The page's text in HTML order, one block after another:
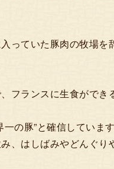
っていた豚肉の牧場を
フランスに生食ができ
の豚”と確信しています
、はしばみやどんぐり